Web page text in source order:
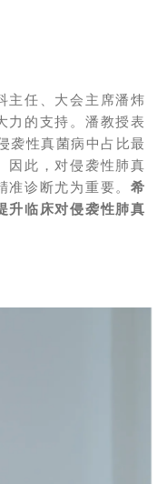
主任、大会主席潘炜
力的支持。潘教授表
袭性真菌病中占比最
因此，对侵袭性肺真
准诊断尤为重要。希
升临床对侵袭性肺真